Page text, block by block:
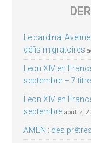
Le cardinal
défis migratoires
Léon XIV en
septembre – 7
Léon XIV en
septembre août 7,
AMEN : des